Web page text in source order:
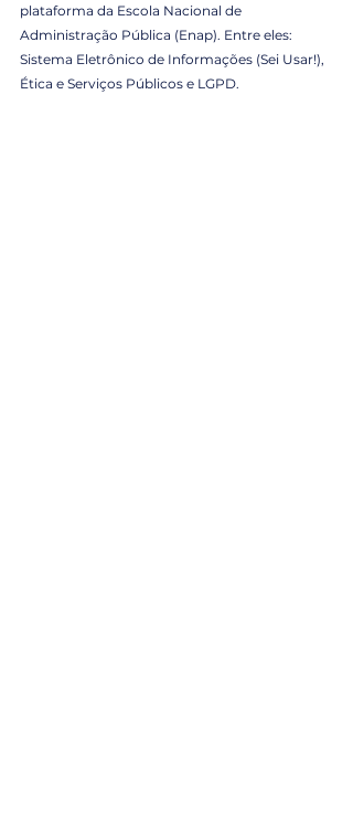
plataforma da Escola Nacional de
Administração Pública (Enap). Entre eles:
Sistema Eletrônico de Informações (Sei Usar!),
Ética e Serviços Públicos e LGPD.